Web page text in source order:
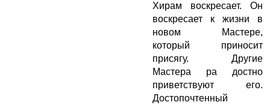
Хирам воскресает. Он
воскресает к жизни в
новом Мастере,
который приносит
присягу. Другие
Мастера ра достно
приветствуют его.
Достопочтенный